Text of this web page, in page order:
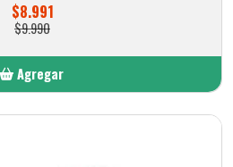
$8.991
$9.990
Agregar